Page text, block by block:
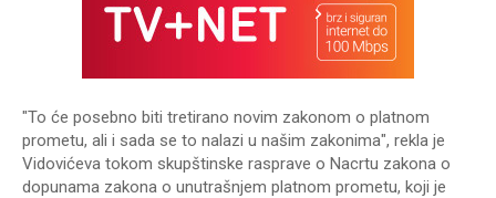
"To će posebno biti tretirano novim zakonom o platnom
prometu, ali i sada se to nalazi u našim zakonima", rekla je
Vidovićeva tokom skupštinske rasprave o Nacrtu zakona o
dopunama zakona o unutrašnjem platnom prometu, koji je